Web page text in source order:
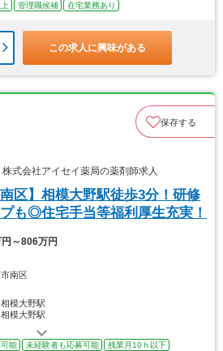
管理職候補 在宅業務あり
この求人に興味がある
保存する
会社アイセイ薬局の薬剤師求人
区】相模大野駅徒歩3分！研修
も◎住宅手当等福利厚生充実！
円～806万円
南区
模大野駅
模大野駅
能 未経験者も応募可能
残業月10ｈ以下